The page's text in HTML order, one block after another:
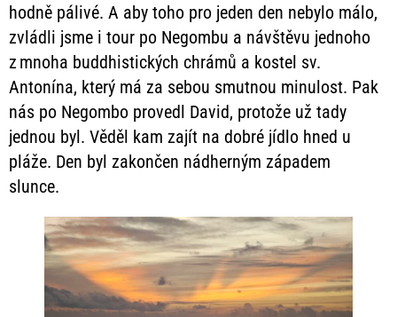
hodně pálivé. A aby toho pro jeden den nebylo málo,
zvládli jsme i tour po Negombu a návštěvu jednoho
z mnoha buddhistických chrámů a kostel sv.
Antonína, který má za sebou smutnou minulost. Pak
nás po Negombo provedl David, protože už tady
jednou byl. Věděl kam zajít na dobré jídlo hned u
pláže. Den byl zakončen nádherným západem
slunce.